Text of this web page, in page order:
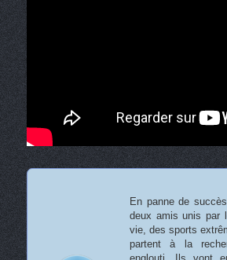
En panne de
deux amis unis par
vie, des sports
partent à la